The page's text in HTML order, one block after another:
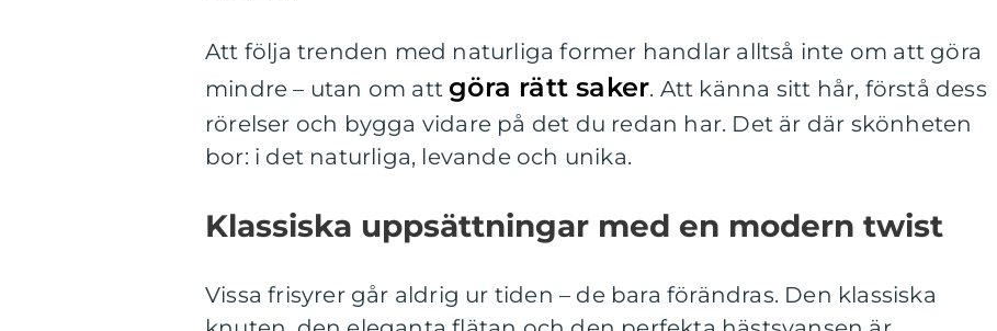
Att följa trenden med naturliga former handlar alltså inte om att göra
mindre – utan om att göra rätt saker. Att känna sitt hår, förstå dess
rörelser och bygga vidare på det du redan har. Det är där skönheten
bor: i det naturliga, levande och unika.
Klassiska uppsättningar med en modern twist
Vissa frisyrer går aldrig ur tiden – de bara förändras. Den klassiska